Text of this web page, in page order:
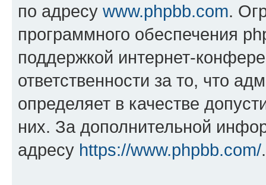
по адресу www.phpbb.com.
программного обеспечения
поддержкой интернет-
ответственности за то, что
определяет в качестве
них. За дополнительной
адресу https://www.phpbb.com/.